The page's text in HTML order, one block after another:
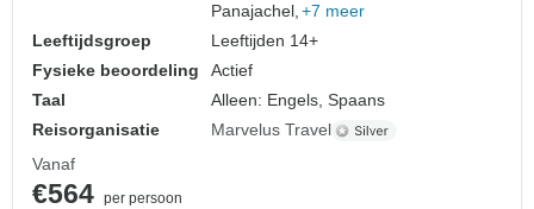
Panajachel, +7 meer
Leeftijdsgroep
Leeftijden 14+
Fysieke beoordeling
Actief
Taal
Alleen: Engels, Spaans
Reisorganisatie
Marvelus Travel
Vanaf
€564 per persoon